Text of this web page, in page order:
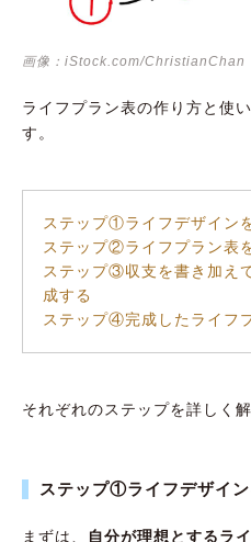
画像：iStock.com/ChristianChan
ライフプラン表の作り方と使
す。
ステップ①ライフデザイン
ステップ②ライフプラン表
ステップ③収支を書き加え
成する
ステップ④完成したライフ
それぞれのステップを詳しく解
ステップ①ライフデザイ
まずは、 自分が理想とするラ